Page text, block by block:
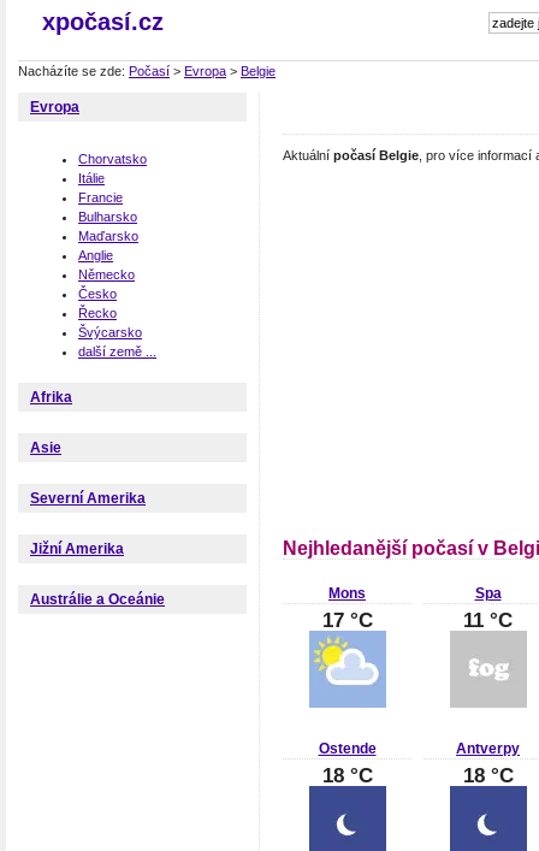
xpočasí.cz
Nacházíte se zde: Počasí > Evropa > Belgie
Evropa
Chorvatsko
Itálie
Francie
Bulharsko
Maďarsko
Anglie
Německo
Česko
Řecko
Švýcarsko
další země ...
Afrika
Asie
Severní Amerika
Jižní Amerika
Austrálie a Oceánie
Aktuální počasí Belgie , pro více
Nejhledanější počasí v
Mons
17 °C
Spa
11 °C
Ostende
18 °C
Antverpy
18 °C